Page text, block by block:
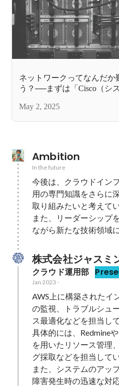
ネットワークってなんだか
う？──まずは「Cisco（シ
May 2, 2025
Ambition
In the future
今後は、クラウドイン
用の専門知識をさらに
取り組みたいと考えてい
また、リーダーシップ
ながら新たな技術領域
株式会社ジャスミ
クラウド運用部
Jan 2023 -
AWS上に構築されたイ
の監視、トラブルシュ
ス最適化などを担当し
具体的には、Redmine
を用いたリソース管理
グ採取などを担当してい
また、システムのアッ
障害発生時の迅速な対